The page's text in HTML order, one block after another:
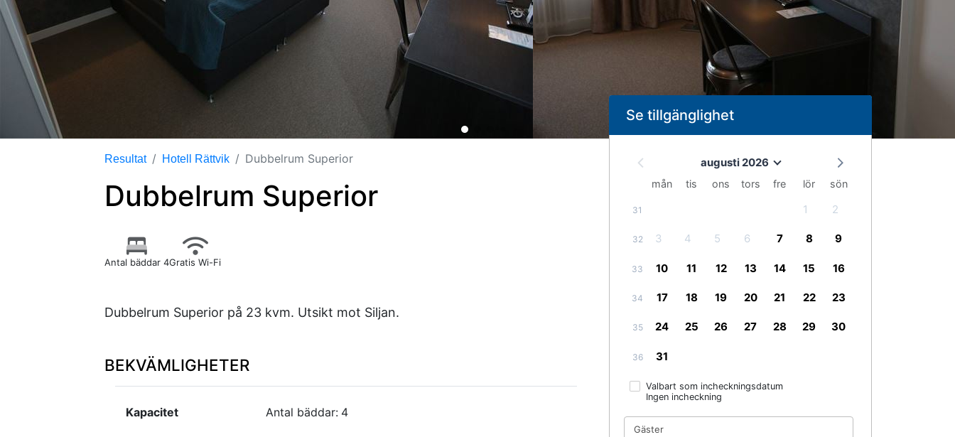
Resultat Hotell Rättvik Dubbelrum Superior
Dubbelrum Superior
Antal bäddar 4Gratis Wi-Fi
Dubbelrum Superior på 23 kvm. Utsikt mot Siljan.
BEKVÄMLIGHETER
Kapacitet Antal bäddar: 4
Se tillgänglighet
augusti 2026
mån tis ons tors fre lör sön
31 1 2
32 3 4 5 6 7 8 9
33 10 11 12 13 14 15 16
34 17 18 19 20 21 22 23
35 24 25 26 27 28 29 30
36 31
Valbart som incheckningsdatum
Ingen incheckning
Gäster